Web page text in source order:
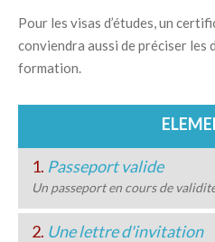
Pour les visas d’études, un
conviendra aussi de préciser les
formation.
1. Passeport valide
Un passeport en cours de
2. Une lettre d'invitation